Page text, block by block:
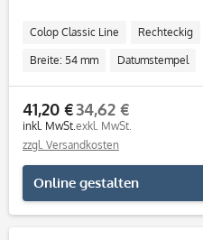
Colop Classic Line Rechteckig
Breite: 54 mm Datumstempel
41,20 €
inkl. MwSt.
34,62 €
exkl. MwSt.
zzgl. Versandkosten
Online gestalten